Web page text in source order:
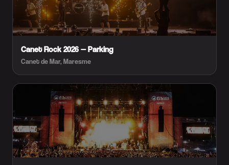
Canet Rock 2026 — Parking
Canet de Mar, Maresme